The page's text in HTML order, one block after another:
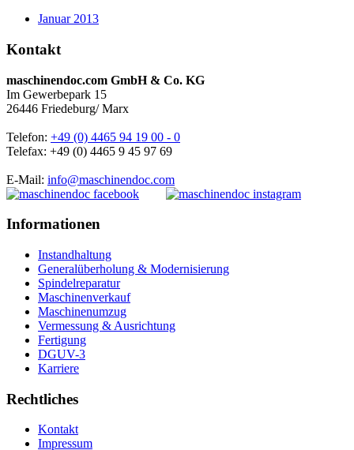
Januar 2013
Kontakt
maschinendoc.com GmbH & Co. KG
Im Gewerbepark 15
26446 Friedeburg/ Marx
Telefon: +49 (0) 4465 94 19 00 - 0
Telefax: +49 (0) 4465 9 45 97 69
E-Mail: info@maschinendoc.com
Informationen
Instandhaltung
Generalüberholung & Modernisierung
Spindelreparatur
Maschinenverkauf
Maschinenumzug
Vermessung & Ausrichtung
Fertigung
DGUV-3
Karriere
Rechtliches
Kontakt
Impressum